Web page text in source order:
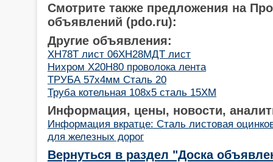
Смотрите также предложения на
объявлений (pdo.ru):
Другие объявления:
ХН78Т лист 06ХН28МДТ лист
Нихром Х20Н80 проволока лента
ТРУБА 57х4мм Сталь 20
Труба котельная 108x5 сталь 15ХМ
Информация, цены, новости,
Информация вкратце: Сталь листовая
для железных дорог
Вернуться в раздел "Доска